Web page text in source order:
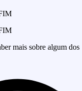
mais sobre algum dos